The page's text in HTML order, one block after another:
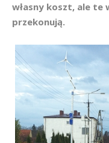
własny koszt, ale te
przekonują.